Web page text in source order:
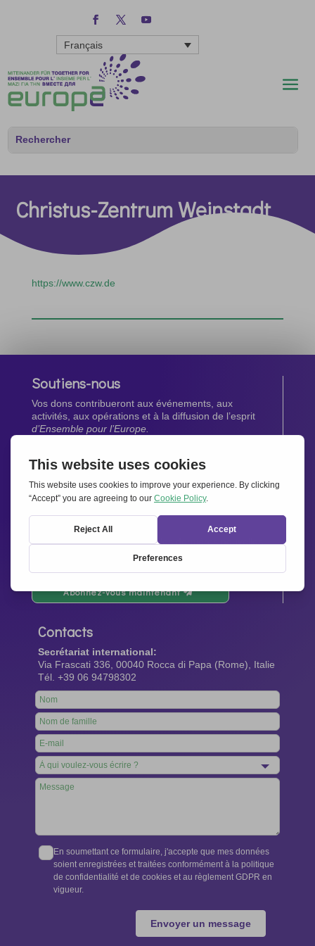
Français
Christus-Zentrum Weinstadt
https://www.czw.de
Soutiens-nous
Vos dons contribueront aux événements, aux
activités, aux opérations et à la diffusion de l’esprit
d’Ensemble pour l’Europe.
Faites un don maintenant
Newsletter
Restez au courant de toutes les dernières nouvelles
Abonnez-vous maintenant
Contacts
Secrétariat international:
Via Frascati 336, 00040 Rocca di Papa (Rome), Italie
Tél. +39 06 94798302
Leave
this
field
blank
En soumettant ce formulaire, j'accepte que mes données
soient enregistrées et traitées conformément à la politique
de confidentialité et de cookies et au règlement GDPR en
vigueur.
Envoyer un message